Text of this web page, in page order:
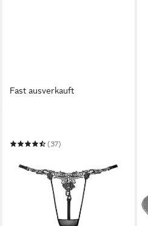
Fast ausverkauft
(37)
in 1-2 Werktagen bei dir